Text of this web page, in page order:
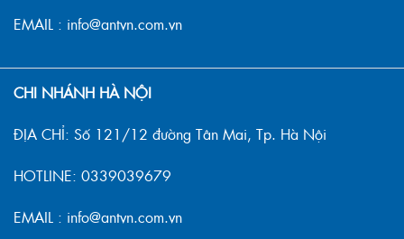
EMAIL : info@antvn.com.vn
CHI NHÁNH HÀ NỘI
ĐỊA CHỈ: Số 121/12 đường Tân Mai, Tp. Hà Nội
HOTLINE: 0339039679
EMAIL : info@antvn.com.vn